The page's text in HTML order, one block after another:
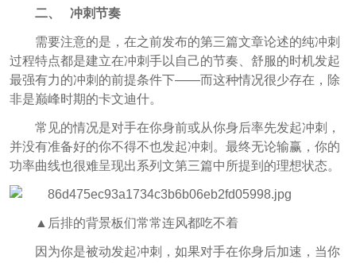
二、 冲刺节奏
需要注意的是，在之前发布的第三篇文章论述的纯冲刺
过程特点都是建立在冲刺手以自己的节奏、舒服的时机发起
最强有力的冲刺的前提条件下——而这种情况很少存在，除
非是巅峰时期的卡文迪什。
常见的情况是对手在你身前或从你身后率先发起冲刺，
并没有准备好的你不得不也发起冲刺。最终无论输赢，你的
功率曲线也很难呈现出系列文第三篇中所提到的理想状态。
▲后排的背景板们常常连风都吃不着
因为你是被动发起冲刺，如果对手在你身后加速，当你